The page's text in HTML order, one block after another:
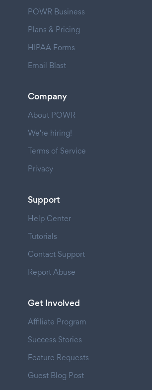
POWR Business
Plans & Pricing
HIPAA Forms
Email Blast
Company
About POWR
We're hiring!
Terms of Service
Privacy
Support
Help Center
Tutorials
Contact Support
Report Abuse
Get Involved
Affiliate Program
Success Stories
Feature Requests
Guest Blog Post